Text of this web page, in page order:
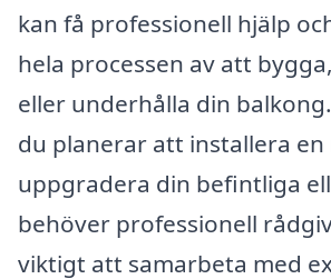
kan få professionell hjälp
hela processen av att
eller underhålla din
du planerar att installera en
uppgradera din befintliga
behöver professionell
viktigt att samarbeta med